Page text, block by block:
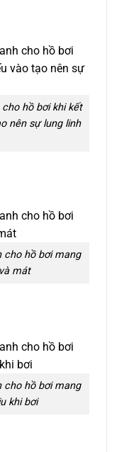
hồ bơi khi kết
nên sự lung linh
cho hồ bơi mang
mát
cho hồ bơi mang
khi bơi